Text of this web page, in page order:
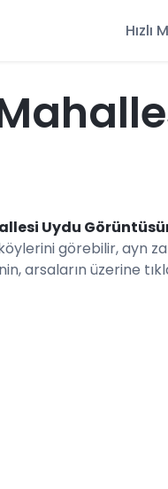
Hızlı
Uydu
görebilir, ayn
arsaların üzerine